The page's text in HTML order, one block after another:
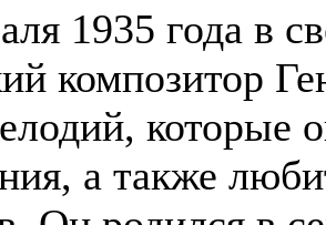
1935 года в
композитор
которые
а также